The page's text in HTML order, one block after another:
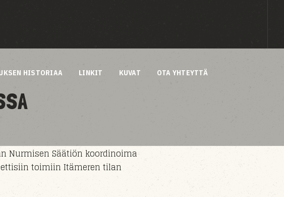
HISTORIAA LINKIT KUVAT OTA YHTEYTTÄ
Nurmisen Säätiön koordinoima
toimiin Itämeren tilan